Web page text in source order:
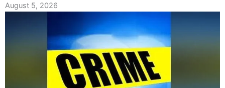
August 5, 2026